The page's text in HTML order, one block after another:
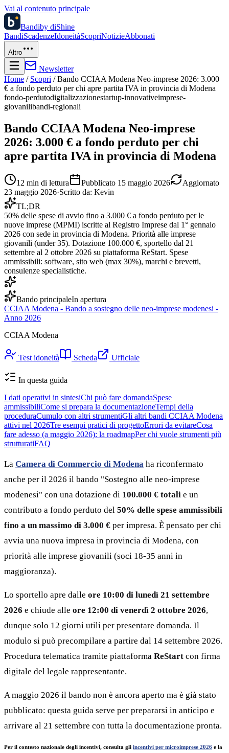
Vai al contenuto principale
Bandiby diShine
BandiScadenzeIdoneitàScopriNotizieAbbonati
Altro
Newsletter
Home / Scopri / Bando CCIAA Modena Neo-imprese 2026: 3.000
€ a fondo perduto per chi apre partita IVA in provincia di Modena
fondo-perdutodigitalizzazionestartup-innovativeimprese-
giovanilibandi-regionali
Bando CCIAA Modena Neo-imprese
2026: 3.000 € a fondo perduto per chi
apre partita IVA in provincia di Modena
12 min di lettura Pubblicato 15 maggio 2026
Aggiornato
23 maggio 2026·Scritto da: Kevin
TL;DR
50% delle spese di avvio fino a 3.000 € a fondo perduto per le
nuove imprese (MPMI) iscritte al Registro Imprese dal 1° gennaio
2026 con sede in provincia di Modena. Priorità alle imprese
giovanili (under 35). Dotazione 100.000 €, sportello dal 21
settembre al 2 ottobre 2026 su piattaforma ReStart. Spese
ammissibili: software, sito web (max 30%), marchi e brevetti,
consulenze specialistiche.
Bando principaleIn apertura
CCIAA Modena - Bando a sostegno delle neo-imprese modenesi -
Anno 2026
CCIAA Modena
Test idoneità Scheda Ufficiale
In questa guida
I dati operativi in sintesiChi può fare domandaSpese
ammissibiliCome si prepara la documentazioneTempi della
proceduraCumulo con altri strumentiGli altri bandi CCIAA Modena
attivi nel 2026Tre esempi pratici di progettoErrori da evitareCosa
fare adesso (a maggio 2026): la roadmapPer chi vuole strumenti più
strutturatiFAQ
La Camera di Commercio di Modena ha riconfermato
anche per il 2026 il bando "Sostegno alle neo-imprese
modenesi" con una dotazione di 100.000 € totali e un
contributo a fondo perduto del 50% delle spese ammissibili
fino a un massimo di 3.000 € per impresa. È pensato per chi
avvia una nuova impresa in provincia di Modena, con
priorità alle imprese giovanili (soci 18-35 anni in
maggioranza).
Lo sportello apre dalle ore 10:00 di lunedì 21 settembre
2026 e chiude alle ore 12:00 di venerdì 2 ottobre 2026,
dunque solo 12 giorni utili per presentare domanda. Il
modulo si può precompilare a partire dal 14 settembre 2026.
Procedura telematica tramite piattaforma ReStart con firma
digitale del legale rappresentante.
A maggio 2026 il bando non è ancora aperto ma è già stato
pubblicato: questa guida serve per prepararsi in anticipo e
arrivare al 21 settembre con tutta la documentazione pronta.
Per il contesto nazionale degli incentivi, consulta gli incentivi per microimprese 2026 e la